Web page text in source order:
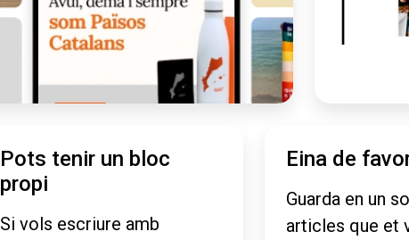
Pots tenir un bloc
propi
Si vols escriure amb
Eina de
Guarda en un
articles que et